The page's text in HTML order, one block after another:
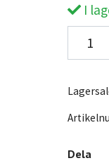
I
Dela